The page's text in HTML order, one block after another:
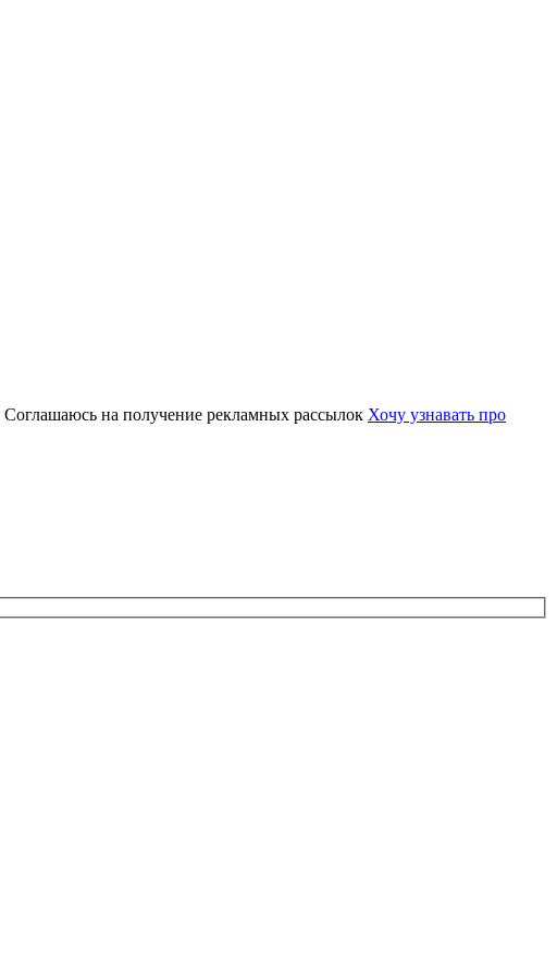
Соглашаюсь на получение рекламных рассылок Хочу узнавать про